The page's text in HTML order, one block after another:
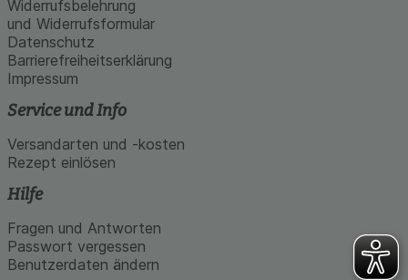
Widerrufsbelehrung
und Widerrufsformular
Datenschutz
Barrierefreiheitserklärung
Impressum
Service und Info
Versandarten und -kosten
Rezept einlösen
Hilfe
Fragen und Antworten
Passwort vergessen
Benutzerdaten ändern